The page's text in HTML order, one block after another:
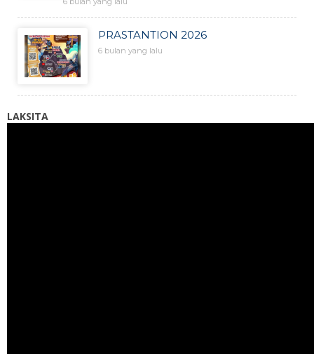
PRASTANTION 2026
6 bulan yang lalu
LAKSITA